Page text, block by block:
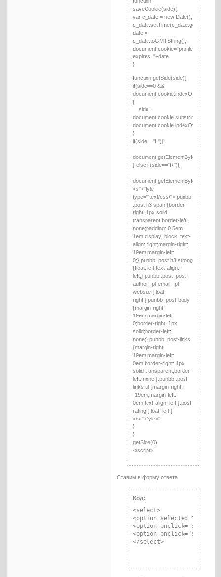
}
}
</script>
saveCookie(side){
var c_date = new Date();
date =
c_date.toGMTString();
expires="+date
}
function getSide(side){
if(side==0 &&
{
side =
}
if(side=="L"){
} else if(side=="R"){
<s"+"tyle
type=\"text/css\">.punbb
.post h3 span {border-
right: 1px solid
transparent;border-left:
none;padding: 0.5em
1em;display: block; text-
align: right;margin-right:
19em;margin-left:
0;}.punbb .post h3 strong
{float: left;text-align:
left;}.punbb .post .post-
author, .pl-email, .pl-
website {float:
right;}.punbb .post-body
{margin-right:
19em;margin-left:
0;border-right: 1px
solid;border-left:
none;}.punbb .post-links
{margin-right:
19em;margin-left:
0em;border-right: 1px
solid transparent;border-
left: none;}.punbb .post-
links ul {margin-right:
-19em;margin-left:
0em;text-align: left;}.post-
rating {float: left;}
</st"+"yle>";
}
}
getSide(0)
</script>
Ставим в форму ответа
Код:
<select>
<option
<option
<option
</select>